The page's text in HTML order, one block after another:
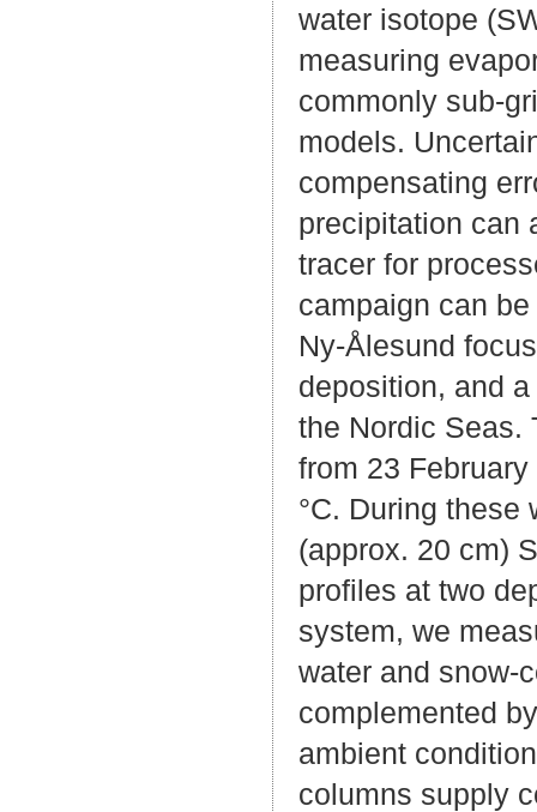
water isotope
measuring
commonly sub-
models.
compensating
precipitation can
tracer for
campaign can
Ny-Ålesund
deposition, and
the Nordic Seas.
from 23
°C. During these
(approx. 20 cm)
profiles at two
system, we
water and snow-
complemented
ambient
columns supply